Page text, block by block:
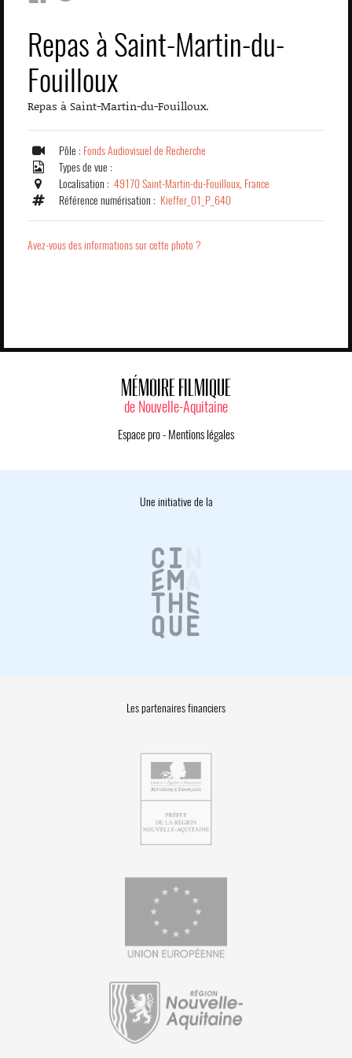
Repas à Saint-Martin-du-
Fouilloux
Repas à Saint-Martin-du-Fouilloux.
Pôle : Fonds Audiovisuel de Recherche
Types de vue :
Localisation : 49170 Saint-Martin-du-Fouilloux, France
Référence numérisation : Kieffer_01_P_640
Avez-vous des informations sur cette photo ?
MÉMOIRE FILMIQUE
de Nouvelle-Aquitaine
Espace pro- Mentions légales
Une initiative de la
Les partenaires financiers